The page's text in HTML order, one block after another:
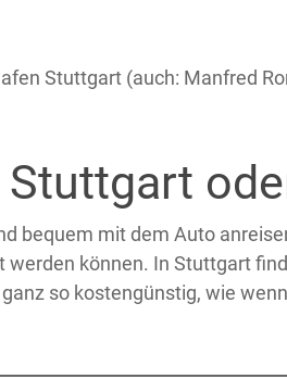
Stuttgart (auch: Manfred
bequem mit dem Auto
können. In Stuttgart
so kostengünstig, wie